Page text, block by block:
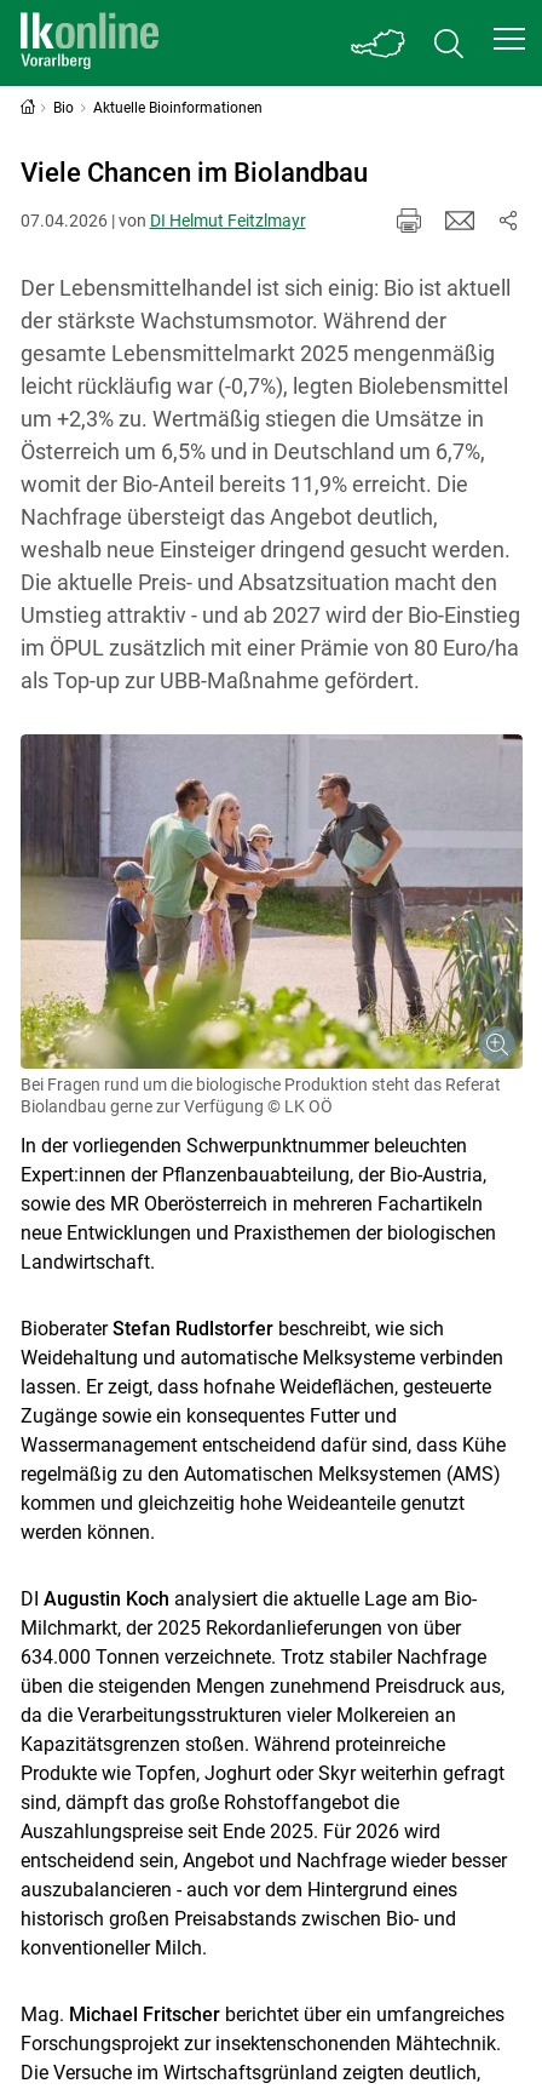
Skip to main content
Bio Aktuelle Bioinformationen
Viele Chancen im Biolandbau
07.04.2026 | von DI Helmut Feitzlmayr
Der Lebensmittelhandel ist sich einig: Bio ist aktuell
der stärkste Wachstumsmotor. Während der
gesamte Lebensmittelmarkt 2025 mengenmäßig
leicht rückläufig war (-0,7%), legten Biolebensmittel
um +2,3% zu. Wertmäßig stiegen die Umsätze in
Österreich um 6,5% und in Deutschland um 6,7%,
womit der Bio-Anteil bereits 11,9% erreicht. Die
Nachfrage übersteigt das Angebot deutlich,
weshalb neue Einsteiger dringend gesucht werden.
Die aktuelle Preis- und Absatzsituation macht den
Umstieg attraktiv - und ab 2027 wird der Bio-Einstieg
im ÖPUL zusätzlich mit einer Prämie von 80 Euro/ha
als Top-up zur UBB-Maßnahme gefördert.
Bei Fragen rund um die biologische Produktion steht das Referat
Biolandbau gerne zur Verfügung © LK OÖ
In der vorliegenden Schwerpunktnummer beleuchten
Expert:innen der Pflanzenbauabteilung, der Bio-Austria,
sowie des MR Oberösterreich in mehreren Fachartikeln
neue Entwicklungen und Praxisthemen der biologischen
Landwirtschaft.
BioberaterStefan Rudlstorferbeschreibt, wie sich
Weidehaltung und automatische Melksysteme verbinden
lassen. Er zeigt, dass hofnahe Weideflächen, gesteuerte
Zugänge sowie ein konsequentes Futter und
Wassermanagement entscheidend dafür sind, dass Kühe
regelmäßig zu den Automatischen Melksystemen (AMS)
kommen und gleichzeitig hohe Weideanteile genutzt
werden können.
DI Augustin Koch analysiert die aktuelle Lage am Bio-
Milchmarkt, der 2025 Rekordanlieferungen von über
634.000 Tonnen verzeichnete. Trotz stabiler Nachfrage
üben die steigenden Mengen zunehmend Preisdruck aus,
da die Verarbeitungsstrukturen vieler Molkereien an
Kapazitätsgrenzen stoßen. Während proteinreiche
Produkte wie Topfen, Joghurt oder Skyr weiterhin gefragt
sind, dämpft das große Rohstoffangebot die
Auszahlungspreise seit Ende 2025. Für 2026 wird
entscheidend sein, Angebot und Nachfrage wieder besser
auszubalancieren - auch vor dem Hintergrund eines
historisch großen Preisabstands zwischen Bio- und
konventioneller Milch.
Mag. Michael Fritscherberichtet über ein umfangreiches
Forschungsprojekt zur insektenschonenden Mähtechnik.
Die Versuche im Wirtschaftsgrünland zeigten deutlich,